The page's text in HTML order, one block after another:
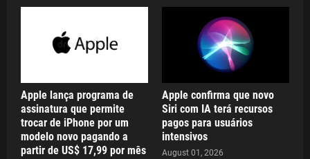
Apple lança programa de
assinatura que permite
trocar de iPhone por um
modelo novo pagando a
partir de US$ 17,99 por mês
Apple confirma que novo
Siri com IA terá recursos
pagos para usuários
intensivos
August 01, 2026